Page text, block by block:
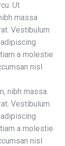
Ut
massa
Vestibulum
a molestie
nisl
nibh massa
Vestibulum
a molestie
nisl